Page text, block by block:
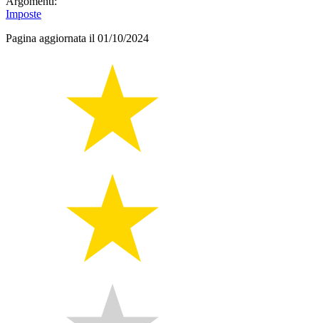
Imposte
Pagina aggiornata il 01/10/2024